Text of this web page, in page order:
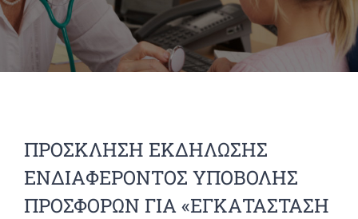
ΠΡΟΣΚΛΗΣΗ ΕΚΔΗΛΩΣΗΣ
ΕΝΔΙΑΦΕΡΟΝΤΟΣ ΥΠΟΒΟΛΗΣ
ΠΡΟΣΦΟΡΩΝ ΓΙΑ «ΕΓΚΑΤΑΣΤΑΣΗ